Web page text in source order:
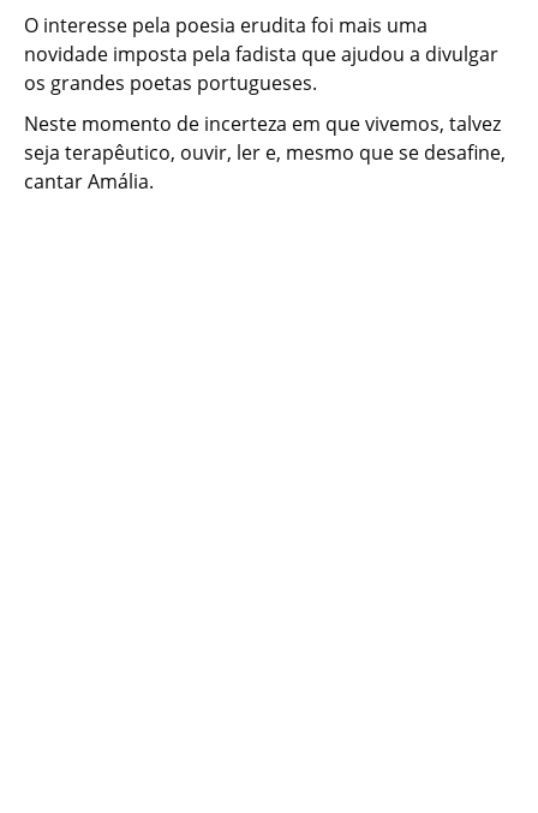
O interesse pela poesia erudita foi mais uma
novidade imposta pela fadista que ajudou a divulgar
os grandes poetas portugueses.
Neste momento de incerteza em que vivemos, talvez
seja terapêutico, ouvir, ler e, mesmo que se desafine,
cantar Amália.